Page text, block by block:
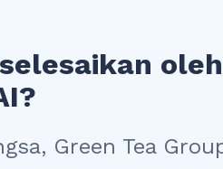
oleh
Green Tea